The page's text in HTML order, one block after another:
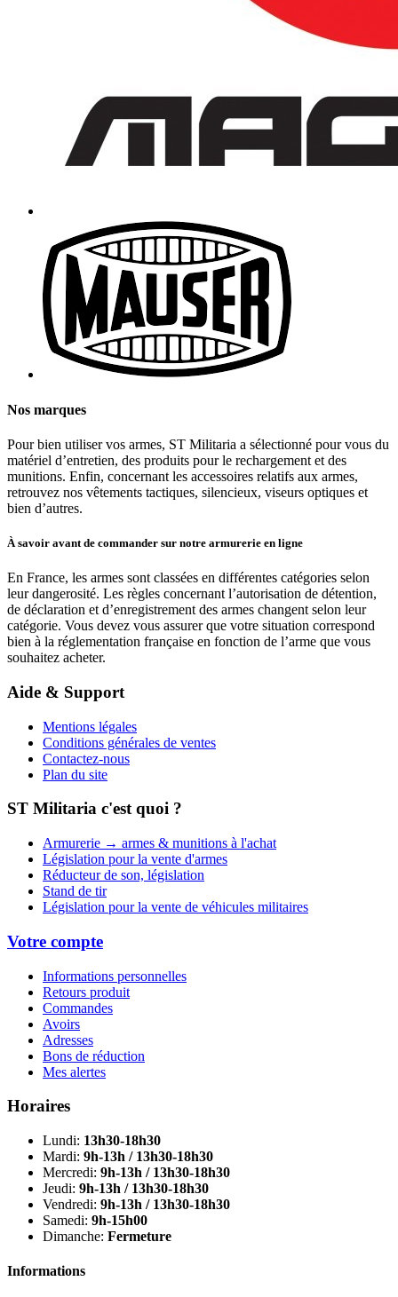
Nos marques
Pour bien utiliser vos armes, ST Militaria a sélectionné pour vous du
matériel d’entretien, des produits pour le rechargement et des
munitions. Enfin, concernant les accessoires relatifs aux armes,
retrouvez nos vêtements tactiques, silencieux, viseurs optiques et
bien d’autres.
À savoir avant de commander sur notre armurerie en ligne
En France, les armes sont classées en différentes catégories selon
leur dangerosité. Les règles concernant l’autorisation de détention,
de déclaration et d’enregistrement des armes changent selon leur
catégorie. Vous devez vous assurer que votre situation correspond
bien à la réglementation française en fonction de l’arme que vous
souhaitez acheter.
Aide & Support
Mentions légales
Conditions générales de ventes
Contactez-nous
Plan du site
ST Militaria c'est quoi ?
Armurerie → armes & munitions à l'achat
Législation pour la vente d'armes
Réducteur de son, législation
Stand de tir
Législation pour la vente de véhicules militaires
Votre compte
Informations personnelles
Retours produit
Commandes
Avoirs
Adresses
Bons de réduction
Mes alertes
Horaires
Lundi: 13h30-18h30
Mardi: 9h-13h / 13h30-18h30
Mercredi: 9h-13h / 13h30-18h30
Jeudi: 9h-13h / 13h30-18h30
Vendredi: 9h-13h / 13h30-18h30
Samedi: 9h-15h00
Dimanche: Fermeture
Informations